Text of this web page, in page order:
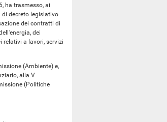
ha trasmesso, ai
di decreto legislativo
dei contratti di
dei
a lavori, servizi
(Ambiente) e,
alla V
(Politiche